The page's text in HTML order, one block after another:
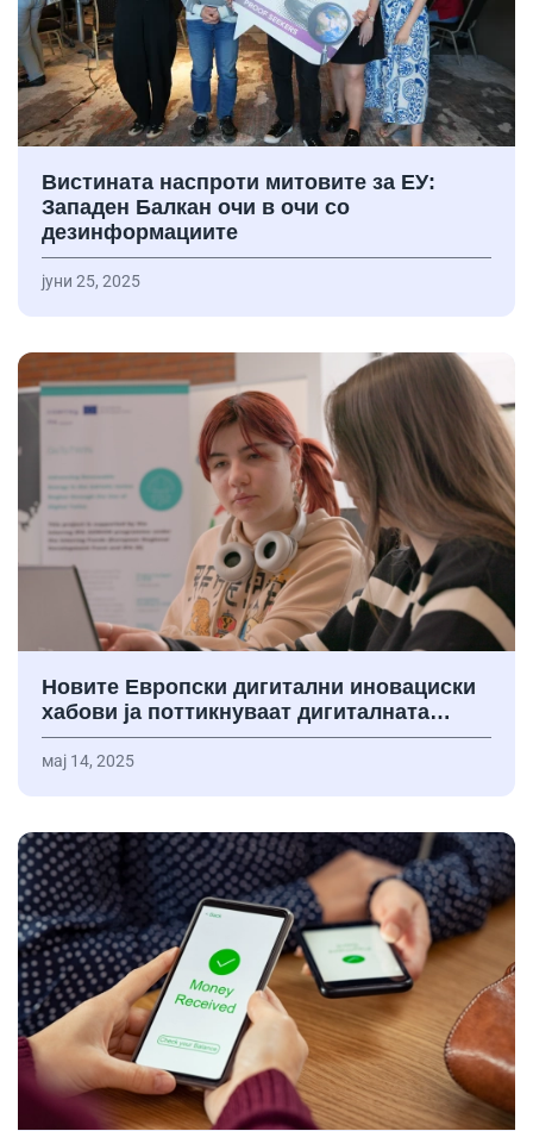
Вистината наспроти митовите за ЕУ:
Западен Балкан очи в очи со
дезинформациите
јуни 25, 2025
Новите Европски дигитални иновациски
хабови ја поттикнуваат дигиталната…
мај 14, 2025